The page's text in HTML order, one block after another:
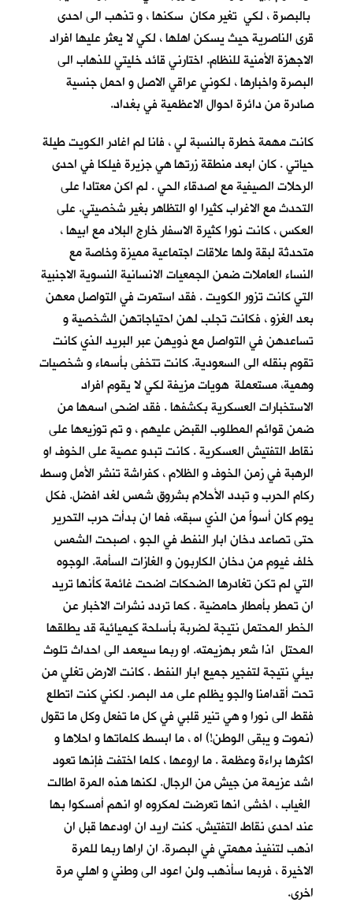
بالبصرة ، لكي تغير مكان سكنها ، و تذهب الى احدى
قرى الناصرية حيث يسكن اهلها ، لكي لا يعثر عليها افراد
الاجهزة الأمنية للنظام. اختارني قائد خليتي للذهاب الى
البصرة واخبارها ، لكوني عراقي الاصل و احمل جنسية
صادرة من دائرة احوال الاعظمية في بغداد.
كانت مهمة خطرة بالنسبة لي ، فانا لم اغادر الكويت طيلة
حياتي . كان ابعد منطقة زرتها هي جزيرة فيلكا في احدى
الرحلات الصيفية مع اصدقاء الحي . لم اكن معتادا على
التحدث مع الاغراب كثيرا او التظاهر بغير شخصيتي. على
العكس ، كانت نورا كثيرة الاسفار خارج البلاد مع ابيها ،
متحدثة لبقة ولها علاقات اجتماعية مميزة وخاصة مع
النساء العاملات ضمن الجمعيات الانسانية النسوية الاجنبية
التي كانت تزور الكويت . فقد استمرت في التواصل معهن
بعد الغزو ، فكانت تجلب لهن احتياجاتهن الشخصية و
تساعدهن في التواصل مع ذويهن عبر البريد الذي كانت
تقوم بنقله الى السعودية. كانت تتخفى بأسماء و شخصيات
وهمية، مستعملة هويات مزيفة لكي لا يقوم افراد
الاستخبارات العسكرية بكشفها . فقد اضحى اسمها من
ضمن قوائم المطلوب القبض عليهم ، و تم توزيعها على
نقاط التفتيش العسكرية . كانت تبدو عصية على الخوف او
الرهبة في زمن الخوف و الظلام ، كفراشة تنشر الأمل وسط
ركام الحرب و تبدد الأحلام بشروق شمس لغد افضل. فكل
يوم كان أسوأَ من الذي سبقه، فما ان بدأت حرب التحرير
حتى تصاعد دخان ابار النفط في الجو ، اصبحت الشمس
خلف غيوم من دخان الكاربون و الغازات السأمة. الوجوه
التي لم تكن تغادرها الضحكات اضحت غائمة كأنها تريد
ان تمطر بأمطار حامضية . كما تردد نشرات الاخبار عن
الخطر المحتمل نتيجة لضربة بأسلحة كيميائية قد يطلقها
المحتل اذا شعر بهزيمته. او ربما سيعمد الى احداث تلوث
بيئي نتيجة لتفجير جميع ابار النفط . كانت الارض تغلي من
تحت أقدامنا والجو يظلم على مد البصر. لكني كنت اتطلع
فقط الى نورا و هي تنير قلبي في كل ما تفعل وكل ما تقول
(نموت و يبقى الوطن!) اه ، ما ابسط كلماتها و احلاها و
اكثرها براءة وعظمة . ما اروعها ، كلما اختفت فإنها تعود
اشد عزيمة من جيش من الرجال. لكنها هذه المرة اطالت
الغياب ، اخشى انها تعرضت لمكروه او انهم أمسكوا بها
عند احدى نقاط التفتيش. كنت اريد ان اودعها قبل ان
اذهب لتنفيذ مهمتي في البصرة. ان اراها ربما للمرة
الاخيرة ، فربما سأذهب ولن اعود الى وطني و اهلي مرة
اخرى.